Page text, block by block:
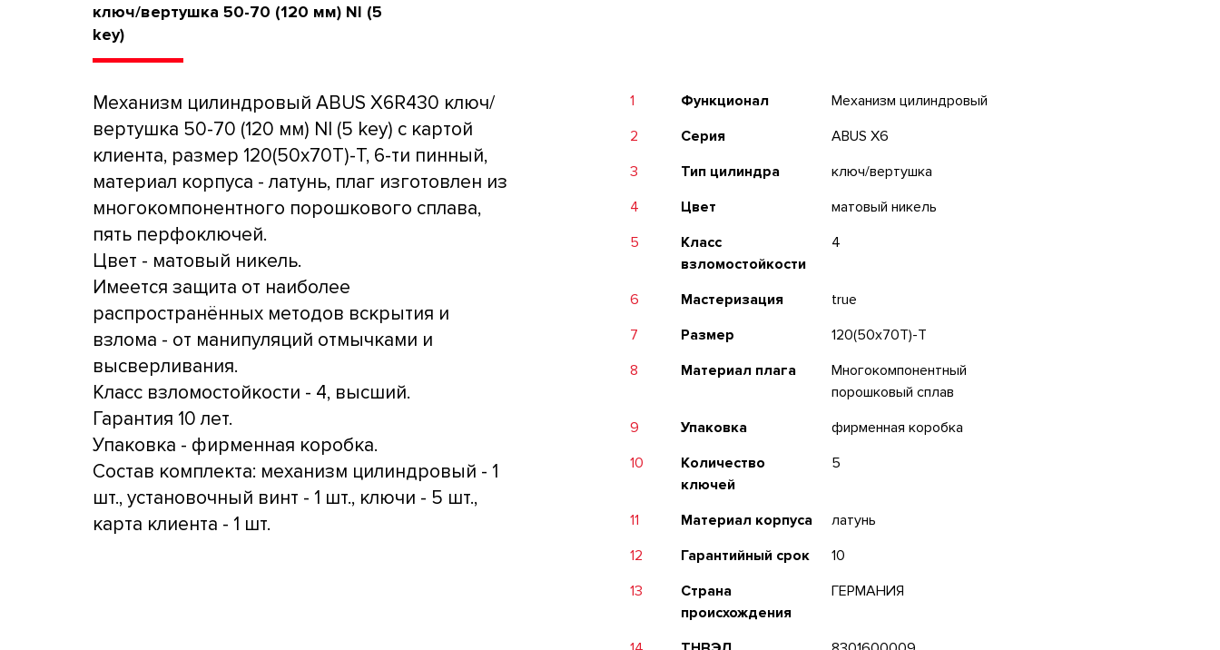
ключ/вертушка 50-70 (120 мм) NI (5
key)
Механизм цилиндровый ABUS X6R430 ключ/
вертушка 50-70 (120 мм) NI (5 key) с картой
клиента, размер 120(50x70T)-T, 6-ти пинный,
материал корпуса - латунь, плаг изготовлен из
многокомпонентного порошкового сплава,
пять перфоключей.
Цвет - матовый никель.
Имеется защита от наиболее
распространённых методов вскрытия и
взлома - от манипуляций отмычками и
высверливания.
Класс взломостойкости - 4, высший.
Гарантия 10 лет.
Упаковка - фирменная коробка.
Состав комплекта: механизм цилиндровый - 1
шт., установочный винт - 1 шт., ключи - 5 шт.,
карта клиента - 1 шт.
1 Функционал
Механизм цилиндровый
2
Серия
ABUS X6
3
Тип цилиндра
ключ/вертушка
4
Цвет
матовый никель
5
Класс
взломостойкости
4
6 Мастеризация
true
7
Размер
120(50x70T)-T
8
Материал плага
Многокомпонентный
порошковый сплав
9
Упаковка
фирменная коробка
10
Количество
ключей
5
11 Материал корпуса
латунь
12
Гарантийный срок
10
13
Страна
происхождения
ГЕРМАНИЯ